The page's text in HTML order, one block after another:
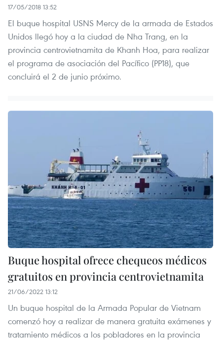
17/05/2018 13:52
El buque hospital USNS Mercy de la armada de Estados
Unidos llegó hoy a la ciudad de Nha Trang, en la
provincia centrovietnamita de Khanh Hoa, para realizar
el programa de asociación del Pacífico (PP18), que
concluirá el 2 de junio próximo.
Buque hospital ofrece chequeos médicos
gratuitos en provincia centrovietnamita
21/06/2022 13:12
Un buque hospital de la Armada Popular de Vietnam
comenzó hoy a realizar de manera gratuita exámenes y
tratamiento médicos a los pobladores en la provincia